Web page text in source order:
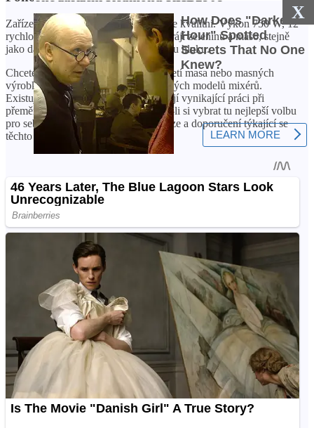
X
Zařízení má nízkou cenu, ale je vysoce kvalitní. Výkon 750 W, 12
rychlostí, turbo režim. Mixér skvěle krájí zeleninu a maso, stejně
jako další produkty. Má nízkou hladinu hluku.
Chcete-li použít mixér ke krájení a mletí masa nebo masných
výrobků, prostudujte si vlastnosti různých modelů mixérů.
Existuje mnoho modelů, které odvádějí vynikající práci při
přeměně masa na mleté ​​maso. Chcete-li si vybrat tu nejlepší volbu
pro sebe, přečtěte si zákaznické recenze a doporučení týkající se
těchto zařízení.